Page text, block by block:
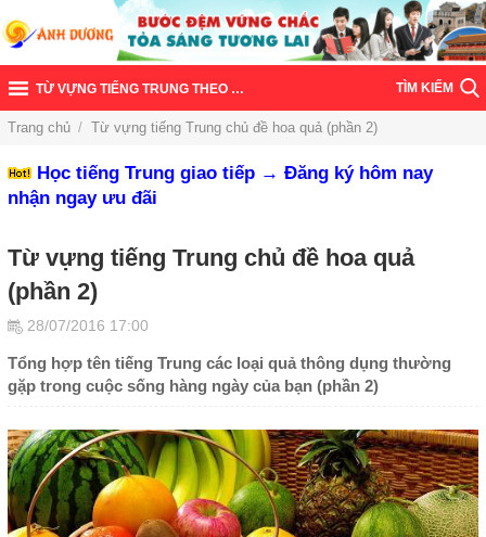
TỪ VỰNG TIẾNG TRUNG THEO CHỦ ĐỀ TÌM KIẾM
Trang chủ / Từ vựng tiếng Trung chủ đề hoa quả (phần 2)
Học tiếng Trung giao tiếp → Đăng ký hôm nay
nhận ngay ưu đãi
Từ vựng tiếng Trung chủ đề hoa quả
(phần 2)
28/07/2016 17:00
Tổng hợp tên tiếng Trung các loại quả thông dụng thường
gặp trong cuộc sống hàng ngày của bạn (phần 2)